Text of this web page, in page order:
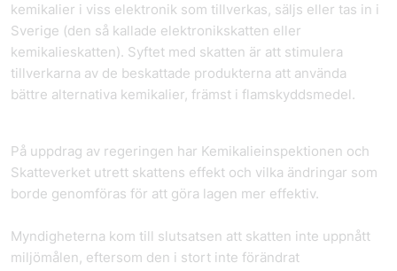
kemikalier i viss elektronik som tillverkas, säljs eller tas in i
Sverige (den så kallade elektronikskatten eller
kemikalieskatten). Syftet med skatten är att stimulera
tillverkarna av de beskattade produkterna att använda
bättre alternativa kemikalier, främst i flamskyddsmedel.
På uppdrag av regeringen har Kemikalieinspektionen och
Skatteverket utrett skattens effekt och vilka ändringar som
borde genomföras för att göra lagen mer effektiv.
Myndigheterna kom till slutsatsen att skatten inte uppnått
miljömålen, eftersom den i stort inte förändrat